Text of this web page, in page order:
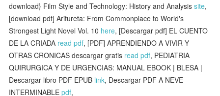
download} Film Style and Technology: History and Analysissite,
[download pdf] Arifureta: From Commonplace to World's
Strongest Light Novel Vol. 10 here, [Descargar pdf] EL CUENTO
DE LA CRIADA read pdf, [PDF] APRENDIENDO A VIVIR Y
OTRAS CRONICAS descargar gratis read pdf, PEDIATRIA
QUIRURGICA Y DE URGENCIAS: MANUAL EBOOK | BLESA |
Descargar libro PDF EPUB link, Descargar PDF A NEVE
INTERMINABLEpdf,